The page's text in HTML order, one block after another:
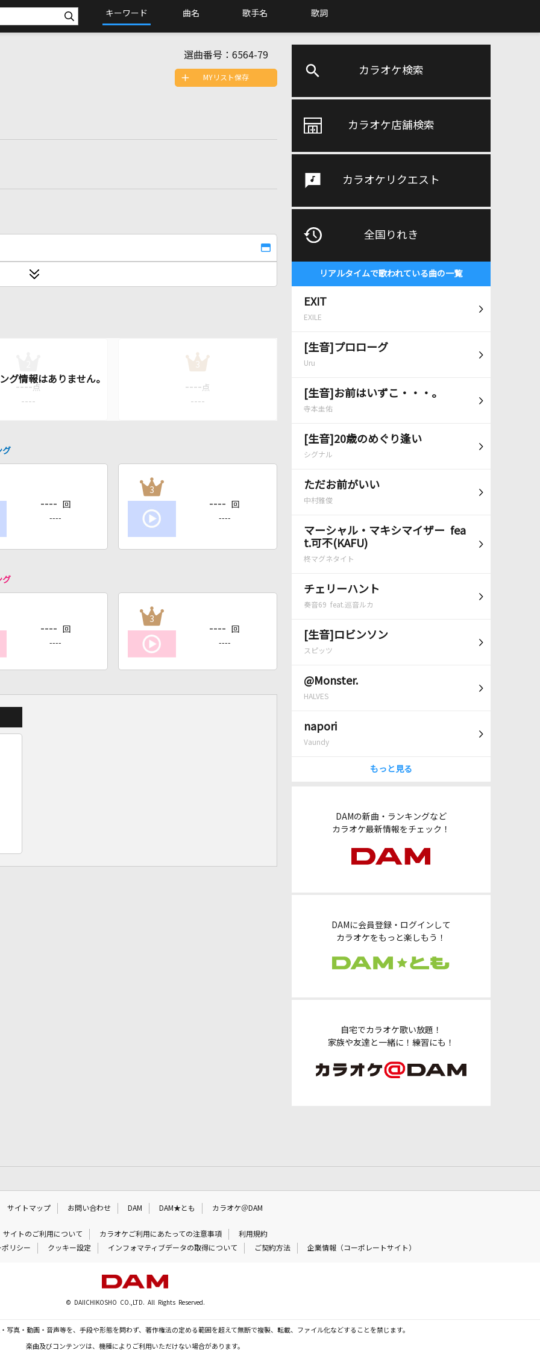
キーワード 曲名 歌手名 歌詞
カラオケ検索
カラオケ店舗検索
カラオケリクエスト
全国りれき
リアルタイムで歌われている曲の一覧
EXIT
EXILE
[生音]プロローグ
Uru
[生音]お前はいずこ・・・。
寺本圭佑
[生音]20歳のめぐり逢い
シグナル
ただお前がいい
中村雅俊
マーシャル・マキシマイザー fea
t.可不(KAFU)
柊マグネタイト
チェリーハント
奏音69 feat.巡音ルカ
[生音]ロビンソン
スピッツ
@Monster.
HALVES
napori
Vaundy
もっと見る
DAMの新曲・ランキングなど
カラオケ最新情報をチェック！
DAMに会員登録・ログインして
カラオケをもっと楽しもう！
自宅でカラオケ歌い放題！
家族や友達と一緒に！練習にも！
選曲番号： 6564-79
MYリスト保存
---- 点
----
3
---- 点
----
グ
---- 回
----
3
---- 回
----
グ
---- 回
----
3
---- 回
----
サイトマップ お問い合わせ DAM DAM★とも カラオケ＠DAM
サイトのご利用について カラオケご利用にあたっての注意事項
利用規約
リシー
クッキー設定 インフォマティブデータの取得について ご契約方法 企業情報（コーポレートサイト）
© DAIICHIKOSHO CO.,LTD. All Rights Reserved.
写真・動画・音声等を、手段や形態を問わず、著作権法の定める範囲を超えて無断で複製、転載、ファイル化などすることを禁じます。
楽曲及びコンテンツは、機種によりご利用いただけない場合があります。